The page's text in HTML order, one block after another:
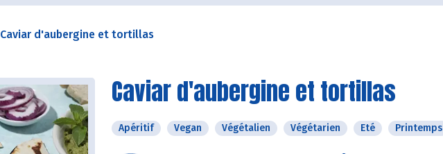
Caviar d'aubergine et tortillas
Caviar d'aubergine et tortillas
Apéritif Vegan Végétalien Végétarien Eté Printemps